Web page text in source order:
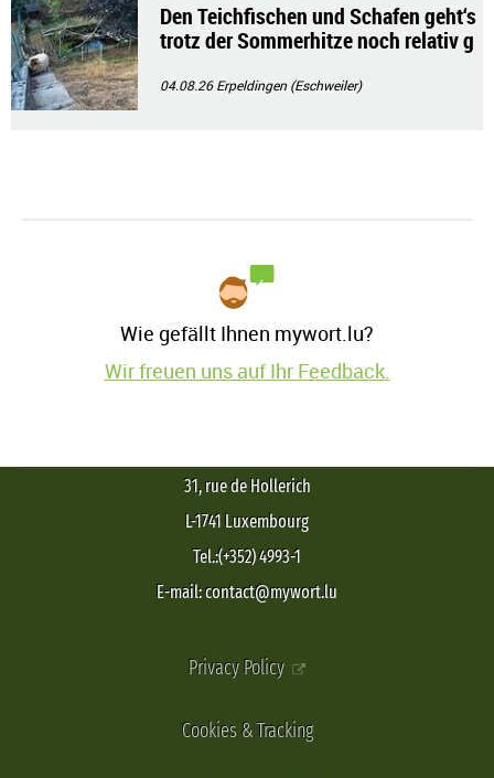
Den Teichfischen und Schafen geht‘s
trotz der Sommerhitze noch relativ g
04.08.26Erpeldingen (Eschweiler)
Wie gefällt Ihnen mywort.lu?
Wir freuen uns auf Ihr Feedback.
31, rue de Hollerich
L-1741 Luxembourg
Tel.:(+352) 4993-1
E-mail: contact@mywort.lu
Privacy Policy
Cookies & Tracking